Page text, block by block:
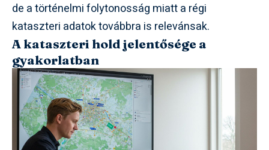
de a történelmi folytonosság miatt a régi
kataszteri adatok továbbra is relevánsak.
A kataszteri hold jelentősége a
gyakorlatban